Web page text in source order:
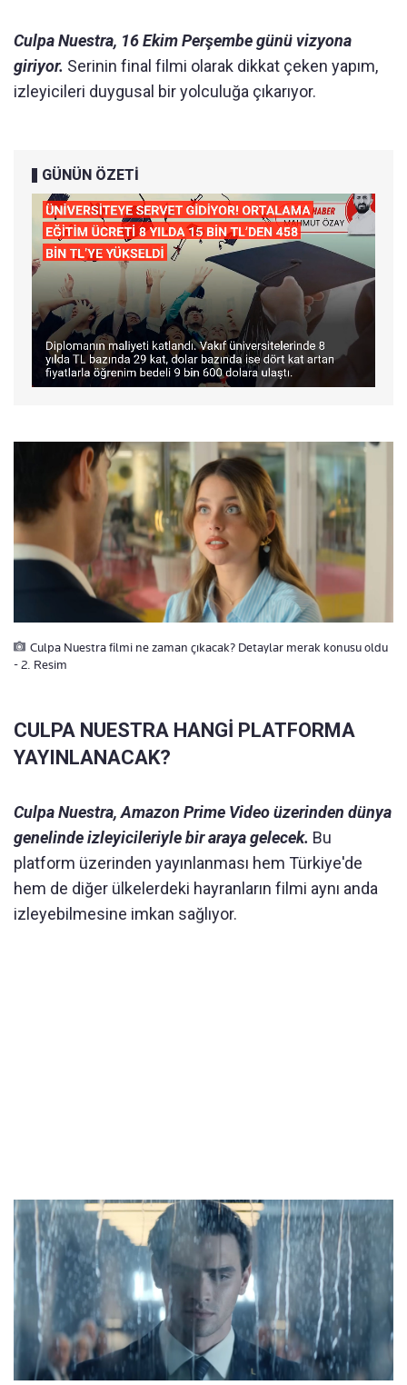
Culpa Nuestra, 16 Ekim Perşembe günü vizyona
giriyor. Serinin final filmi olarak dikkat çeken yapım,
izleyicileri duygusal bir yolculuğa çıkarıyor.
GÜNÜN ÖZETİ
Culpa Nuestra filmi ne zaman çıkacak? Detaylar merak konusu oldu
- 2. Resim
CULPA NUESTRA HANGİ PLATFORMA
YAYINLANACAK?
Culpa Nuestra, Amazon Prime Video üzerinden dünya
genelinde izleyicileriyle bir araya gelecek. Bu
platform üzerinden yayınlanması hem Türkiye'de
hem de diğer ülkelerdeki hayranların filmi aynı anda
izleyebilmesine imkan sağlıyor.